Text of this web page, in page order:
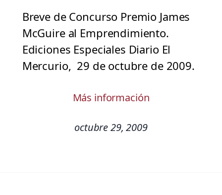
Breve de Concurso Premio James
McGuire al Emprendimiento.
Ediciones Especiales Diario El
Mercurio, 29 de octubre de 2009.
Más información
octubre 29, 2009